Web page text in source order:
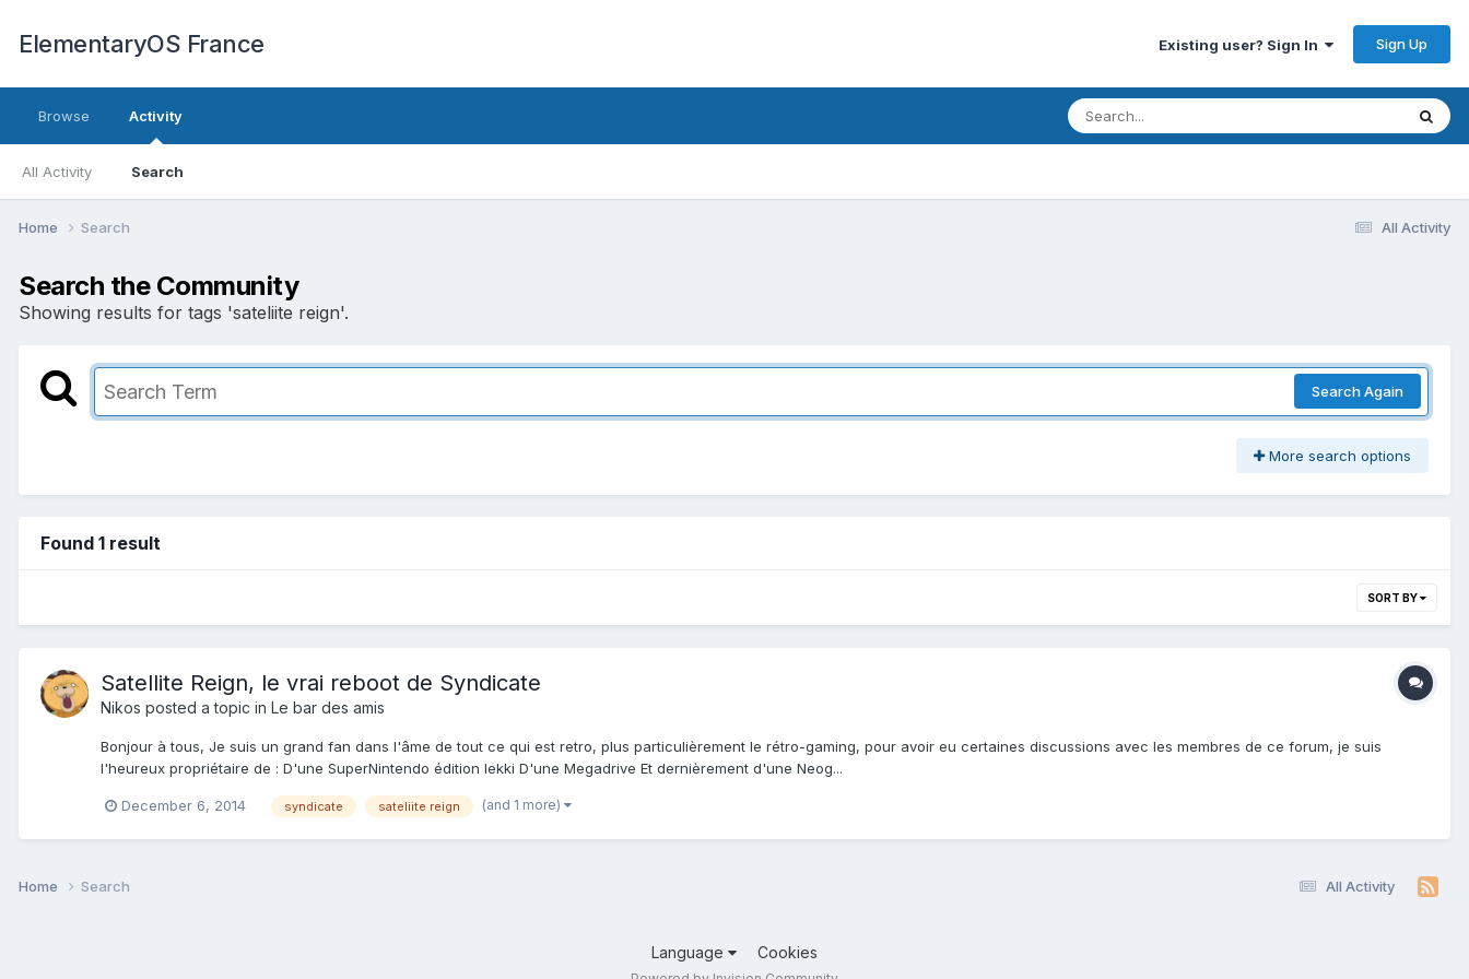
ElementaryOS France Existing user? Sign In Sign Up
Browse Activity
All Activity Search
All Activity
Home Search
Search the Community
Showing results for tags 'sateliite reign'.
Search Again
More search options
Found 1 result
SORT BY
Satellite Reign, le vrai reboot de Syndicate
Nikos posted a topic in Le bar des amis
Bonjour à tous, Je suis un grand fan dans l'âme de tout ce qui est retro, plus particulièrement le rétro-gaming, pour avoir eu certaines discussions avec les membres de ce forum, je suis
l'heureux propriétaire de : D'une SuperNintendo édition lekki D'une Megadrive Et dernièrement d'une Neog...
December 6, 2014 syndicate sateliite reign (and 1 more)
All Activity
Home Search
Language Cookies